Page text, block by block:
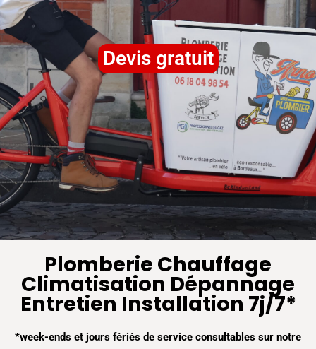
Devis gratuit
Plomberie Chauffage
Climatisation Dépannage
Entretien Installation 7j/7*
*week-ends et jours fériés de service consultables sur notre